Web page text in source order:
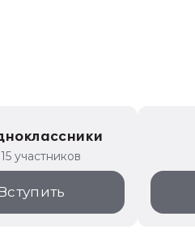
участников